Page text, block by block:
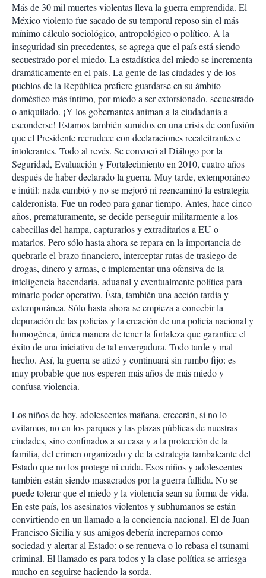
Más de 30 mil muertes violentas lleva la guerra emprendida. El
México violento fue sacado de su temporal reposo sin el más
mínimo cálculo sociológico, antropológico o político. A la
inseguridad sin precedentes, se agrega que el país está siendo
secuestrado por el miedo. La estadística del miedo se incrementa
dramáticamente en el país. La gente de las ciudades y de los
pueblos de la República prefiere guardarse en su ámbito
doméstico más íntimo, por miedo a ser extorsionado, secuestrado
o aniquilado. ¡Y los gobernantes animan a la ciudadanía a
esconderse! Estamos también sumidos en una crisis de confusión
que el Presidente recrudece con declaraciones recalcitrantes e
intolerantes. Todo al revés. Se convocó al Diálogo por la
Seguridad, Evaluación y Fortalecimiento en 2010, cuatro años
después de haber declarado la guerra. Muy tarde, extemporáneo
e inútil: nada cambió y no se mejoró ni reencaminó la estrategia
calderonista. Fue un rodeo para ganar tiempo. Antes, hace cinco
años, prematuramente, se decide perseguir militarmente a los
cabecillas del hampa, capturarlos y extraditarlos a EU o
matarlos. Pero sólo hasta ahora se repara en la importancia de
quebrarle el brazo financiero, interceptar rutas de trasiego de
drogas, dinero y armas, e implementar una ofensiva de la
inteligencia hacendaria, aduanal y eventualmente política para
minarle poder operativo. Ésta, también una acción tardía y
extemporánea. Sólo hasta ahora se empieza a concebir la
depuración de las policías y la creación de una policía nacional y
homogénea, única manera de tener la fortaleza que garantice el
éxito de una iniciativa de tal envergadura. Todo tarde y mal
hecho. Así, la guerra se atizó y continuará sin rumbo fijo: es
muy probable que nos esperen más años de más miedo y
confusa violencia.
Los niños de hoy, adolescentes mañana, crecerán, si no lo
evitamos, no en los parques y las plazas públicas de nuestras
ciudades, sino confinados a su casa y a la protección de la
familia, del crimen organizado y de la estrategia tambaleante del
Estado que no los protege ni cuida. Esos niños y adolescentes
también están siendo masacrados por la guerra fallida. No se
puede tolerar que el miedo y la violencia sean su forma de vida.
En este país, los asesinatos violentos y subhumanos se están
convirtiendo en un llamado a la conciencia nacional. El de Juan
Francisco Sicilia y sus amigos debería increparnos como
sociedad y alertar al Estado: o se renueva o lo rebasa el tsunami
criminal. El llamado es para todos y la clase política se arriesga
mucho en seguirse haciendo la sorda.